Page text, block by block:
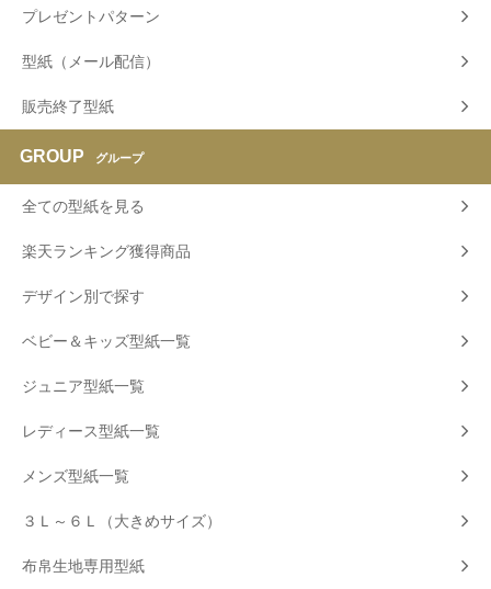
プレゼントパターン
型紙（メール配信）
販売終了型紙
GROUP グループ
全ての型紙を見る
楽天ランキング獲得商品
デザイン別で探す
ベビー＆キッズ型紙一覧
ジュニア型紙一覧
レディース型紙一覧
メンズ型紙一覧
３Ｌ～６Ｌ（大きめサイズ）
布帛生地専用型紙